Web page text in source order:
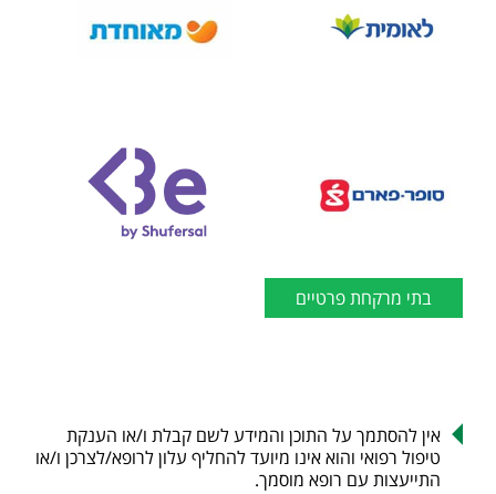
בתי מרקחת פרטיים
אין להסתמך על התוכן והמידע לשם קבלת ו/או הענקת
טיפול רפואי והוא אינו מיועד להחליף עלון לרופא/לצרכן ו/או
התייעצות עם רופא מוסמך.